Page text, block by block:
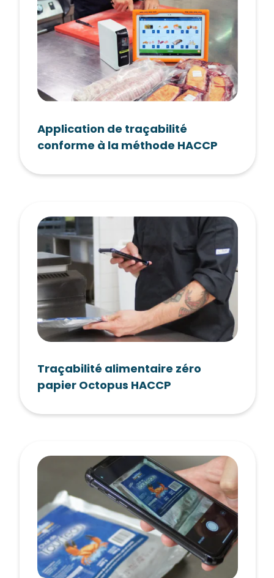
Application de traçabilité
conforme à la méthode HACCP
Traçabilité alimentaire zéro
papier Octopus HACCP